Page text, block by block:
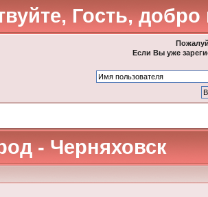
Гость,
Если Вы уже
- Черняховск